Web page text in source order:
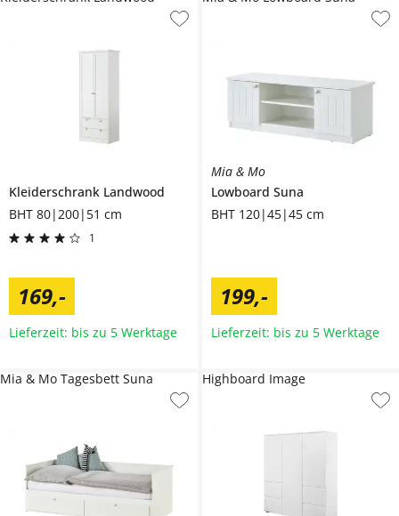
Kleiderschrank Landwood
BHT 80|200|51 cm
1
169,-
Lieferzeit: bis zu 5 Werktage
Mia & Mo
Lowboard Suna
BHT 120|45|45 cm
199,-
Lieferzeit: bis zu 5 Werktage
Mia & Mo Tagesbett Suna Highboard Image